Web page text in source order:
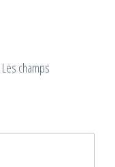
Les champs